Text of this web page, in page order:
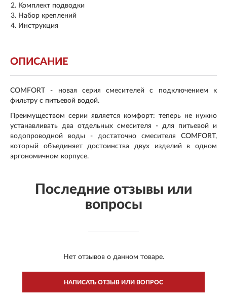
Комплект подводки
Набор креплений
Инструкция
ОПИСАНИЕ
COMFORT - новая серия смесителей с подключением к
фильтру с питьевой водой.
Преимуществом серии является комфорт: теперь не нужно
устанавливать два отдельных смесителя - для питьевой и
водопроводной воды - достаточно смесителя COMFORT,
который объединяет достоинства двух изделий в одном
эргономичном корпусе.
Последние отзывы или
вопросы
Нет отзывов о данном товаре.
НАПИСАТЬ ОТЗЫВ ИЛИ ВОПРОС